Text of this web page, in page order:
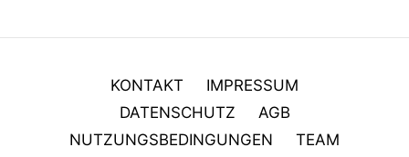
KONTAKT
IMPRESSUM
DATENSCHUTZ
AGB
NUTZUNGSBEDINGUNGEN
TEAM